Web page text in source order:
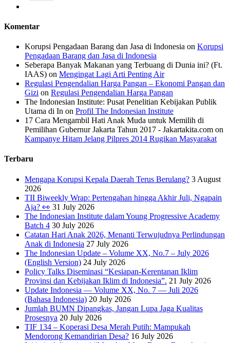
Komentar
Korupsi Pengadaan Barang dan Jasa di Indonesia on Korupsi
Pengadaan Barang dan Jasa di Indonesia
Seberapa Banyak Makanan yang Terbuang di Dunia ini? (Ft.
IAAS) on Mengingat Lagi Arti Penting Air
Regulasi Pengendalian Harga Pangan – Ekonomi Pangan dan
Gizi on Regulasi Pengendalian Harga Pangan
The Indonesian Institute: Pusat Penelitian Kebijakan Publik
Utama di In on Profil The Indonesian Institute
17 Cara Mengambil Hati Anak Muda untuk Memilih di
Pemilihan Gubernur Jakarta Tahun 2017 - Jakartakita.com on
Kampanye Hitam Jelang Pilpres 2014 Rugikan Masyarakat
Terbaru
Mengapa Korupsi Kepala Daerah Terus Berulang? 3 August
2026
TII Biweekly Wrap: Pertengahan hingga Akhir Juli, Ngapain
Aja? 👀 31 July 2026
The Indonesian Institute dalam Young Progressive Academy
Batch 4 30 July 2026
Catatan Hari Anak 2026, Menanti Terwujudnya Perlindungan
Anak di Indonesia 27 July 2026
The Indonesian Update – Volume XX, No.7 – July 2026
(English Version) 24 July 2026
Policy Talks Diseminasi “Kesiapan-Kerentanan Iklim
Provinsi dan Kebijakan Iklim di Indonesia”. 21 July 2026
Update Indonesia — Volume XX, No. 7 — Juli 2026
(Bahasa Indonesia) 20 July 2026
Jumlah BUMN Dipangkas, Jangan Lupa Jaga Kualitas
Prosesnya 20 July 2026
TIF 134 – Koperasi Desa Merah Putih: Mampukah
Mendorong Kemandirian Desa? 16 July 2026